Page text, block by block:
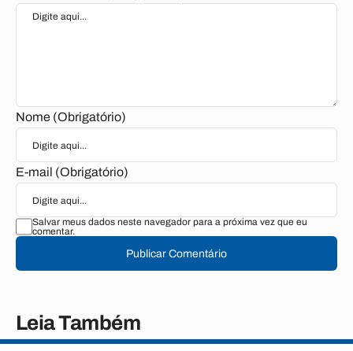
Nome (Obrigatório)
E-mail (Obrigatório)
Salvar meus dados neste navegador para a próxima vez que eu
comentar.
Publicar Comentário
Leia Também